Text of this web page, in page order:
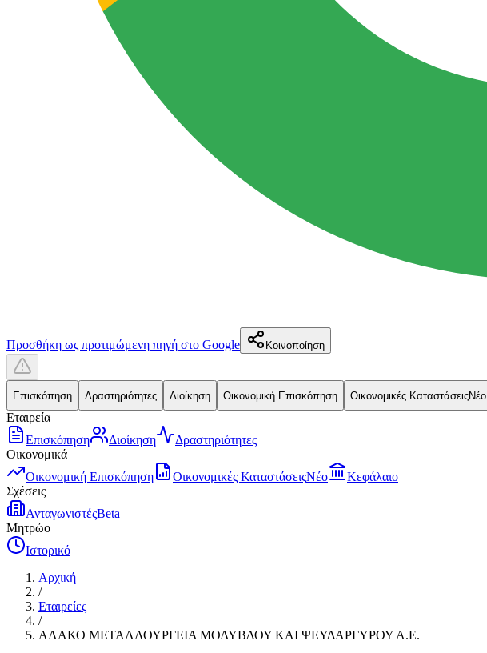
Προσθήκη ως προτιμώμενη πηγή στο Google Κοινοποίηση
Επισκόπηση Δραστηριότητες Διοίκηση Οικονομική Επισκόπηση Οικονομικές ΚαταστάσειςΝέο
Εταιρεία
Επισκόπηση
Διοίκηση
Δραστηριότητες
Οικονομικά
Οικονομική Επισκόπηση
Οικονομικές ΚαταστάσειςΝέο
Κεφάλαιο
Σχέσεις
ΑνταγωνιστέςBeta
Μητρώο
Ιστορικό
Αρχική
/
Εταιρείες
/
ΑΛΑΚΟ ΜΕΤΑΛΛΟΥΡΓΕΙΑ ΜΟΛΥΒΔΟΥ KAI ΨΕΥΔΑΡΓΥΡΟΥ Α.Ε.